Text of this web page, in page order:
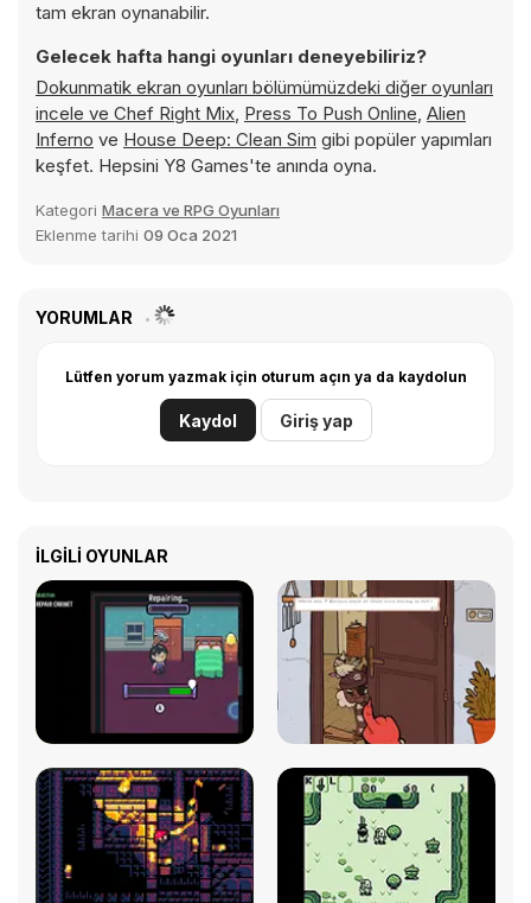
tam ekran oynanabilir.
Gelecek hafta hangi oyunları deneyebiliriz?
Dokunmatik ekran oyunları bölümümüzdeki diğer oyunları
incele ve Chef Right Mix, Press To Push Online, Alien
Inferno ve House Deep: Clean Sim gibi popüler yapımları
keşfet. Hepsini Y8 Games'te anında oyna.
Kategori Macera ve RPG Oyunları
Eklenme tarihi 09 Oca 2021
YORUMLAR
Lütfen yorum yazmak için oturum açın ya da kaydolun
Kaydol Giriş yap
İLGILI OYUNLAR